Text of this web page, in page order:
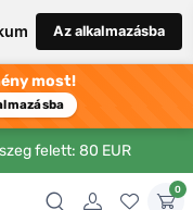
Az alkalmazásba
most!
felett: 80 EUR
0